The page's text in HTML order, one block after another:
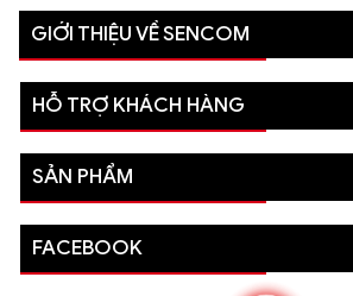
GIỚI THIỆU VỀ SENCOM
HỖ TRỢ KHÁCH HÀNG
SẢN PHẨM
FACEBOOK